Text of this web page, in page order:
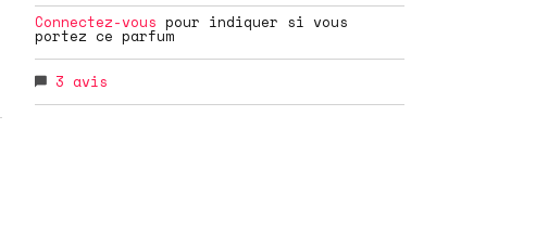
Connectez-vous pour indiquer si vous
portez ce parfum
3 avis